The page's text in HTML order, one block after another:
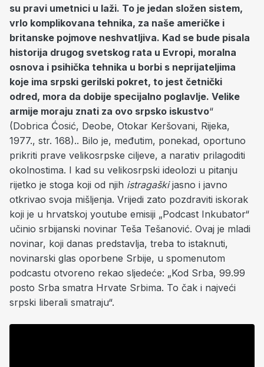
su pravi umetnici u laži. To je jedan složen sistem,
vrlo komplikovana tehnika, za naše američke i
britanske pojmove neshvatljiva. Kad se bude pisala
historija drugog svetskog rata u Evropi, moralna
osnova i psihička tehnika u borbi s neprijateljima
koje ima srpski gerilski pokret, to jest četnički
odred, mora da dobije specijalno poglavlje. Velike
armije moraju znati za ovo srpsko iskustvo“
(Dobrica Ćosić, Deobe, Otokar Keršovani, Rijeka,
1977., str. 168).. Bilo je, međutim, ponekad, oportuno
prikriti prave velikosrpske ciljeve, a narativ prilagoditi
okolnostima. I kad su velikosrpski ideolozi u pitanju
rijetko je stoga koji od njih istragaškijasno i javno
otkrivao svoja mišljenja. Vrijedi zato pozdraviti iskorak
koji je u hrvatskoj youtube emisiji „Podcast Inkubator“
učinio srbijanski novinar Teša Tešanović. Ovaj je mladi
novinar, koji danas predstavlja, treba to istaknuti,
novinarski glas oporbene Srbije, u spomenutom
podcastu otvoreno rekao sljedeće: „Kod Srba, 99.99
posto Srba smatra Hrvate Srbima. To čak i najveći
srpski liberali smatraju“.